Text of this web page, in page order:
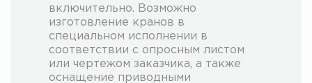
включительно. Возможно
изготовление кранов в
специальном исполнении в
соответствии с опросным листом
или чертежом заказчика, а также
оснащение приводными